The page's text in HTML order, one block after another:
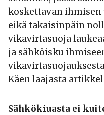
koskettavan
eikä takaisinpäin
vikavirtasuoja
ja sähköisku
Käen laajasta
Sähkökiuasta ei